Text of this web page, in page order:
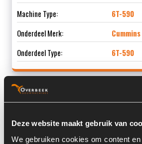
Deze website maakt gebruik van
We gebruiken cookies om content
Machine Type:
6T-590
Onderdeel Merk:
Cummins
Onderdeel Type:
6T-590
Locatie: